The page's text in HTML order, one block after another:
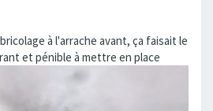
à l'arrache avant, ça faisait le
et pénible à mettre en place